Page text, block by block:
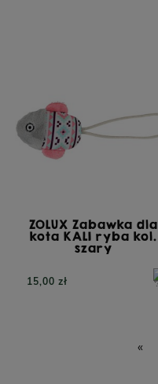
ZOLUX Zabawka dla
kota KALI ryba kol.
szary
15,00 zł
«